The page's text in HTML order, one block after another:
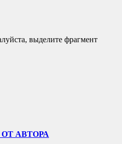
выделите фрагмент
АВТОРА